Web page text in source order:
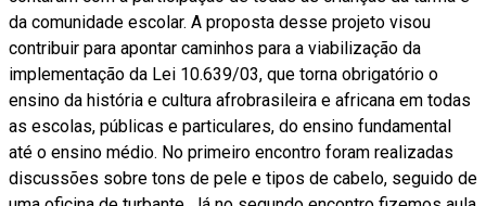
da comunidade escolar. A proposta desse projeto visou
contribuir para apontar caminhos para a viabilização da
implementação da Lei 10.639/03, que torna obrigatório o
ensino da história e cultura afrobrasileira e africana em todas
as escolas, públicas e particulares, do ensino fundamental
até o ensino médio. No primeiro encontro foram realizadas
discussões sobre tons de pele e tipos de cabelo, seguido de